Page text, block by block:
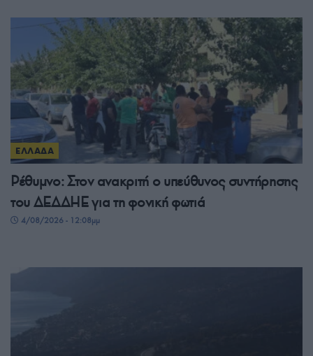
ΕΛΛΑΔΑ
Ρέθυμνο: Στον ανακριτή ο υπεύθυνος συντήρησης
του ΔΕΔΔΗΕ για τη φονική φωτιά
4/08/2026 - 12:08μμ